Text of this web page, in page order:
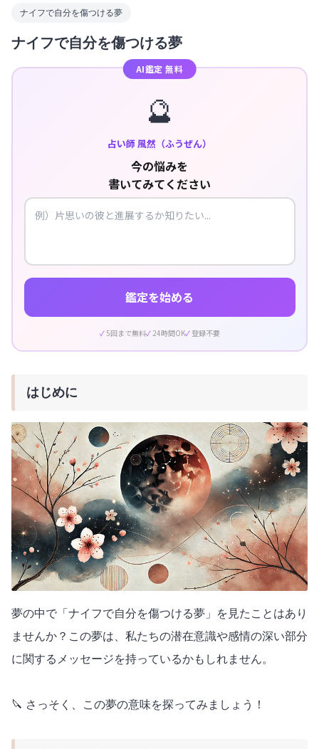
ナイフで自分を傷つける夢
ナイフで自分を傷つける夢
AI鑑定 無料
🔮
占い師 風然（ふうぜん）
今の悩みを
書いてみてください
鑑定を始める
5回まで無料 24時間OK 登録不要
はじめに
夢の中で「ナイフで自分を傷つける夢」を見たことはあり
ませんか？この夢は、私たちの潜在意識や感情の深い部分
に関するメッセージを持っているかもしれません。
🔪 さっそく、この夢の意味を探ってみましょう！